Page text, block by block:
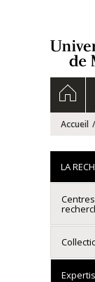
Accueil
LA